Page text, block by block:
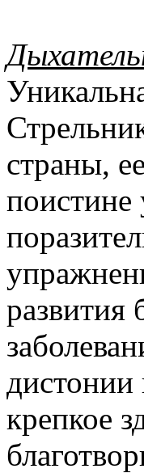
страны,
развития
дистонии
крепкое